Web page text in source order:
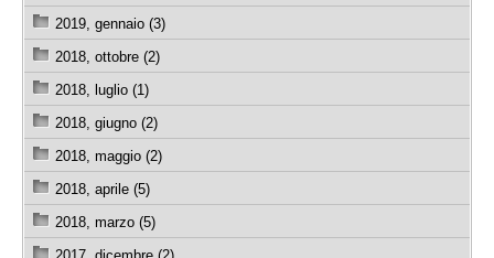
2019, gennaio (3)
2018, ottobre (2)
2018, luglio (1)
2018, giugno (2)
2018, maggio (2)
2018, aprile (5)
2018, marzo (5)